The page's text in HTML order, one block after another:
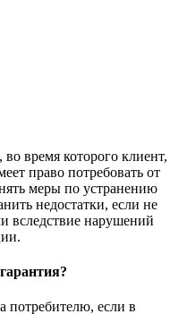
время которого клиент,
право потребовать от
меры по устранению
недостатки, если не
вследствие нарушений
потребителю, если в